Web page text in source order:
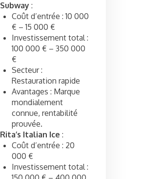
Subway :
Coût d’entrée : 10 000
€ – 15 000 €
Investissement total :
100 000 € – 350 000
€
Secteur :
Restauration rapide
Avantages : Marque
mondialement
connue, rentabilité
prouvée.
Rita’s Italian Ice :
Coût d’entrée : 20
000 €
Investissement total :